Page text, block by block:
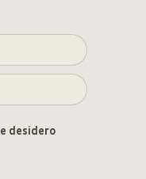
e desidero